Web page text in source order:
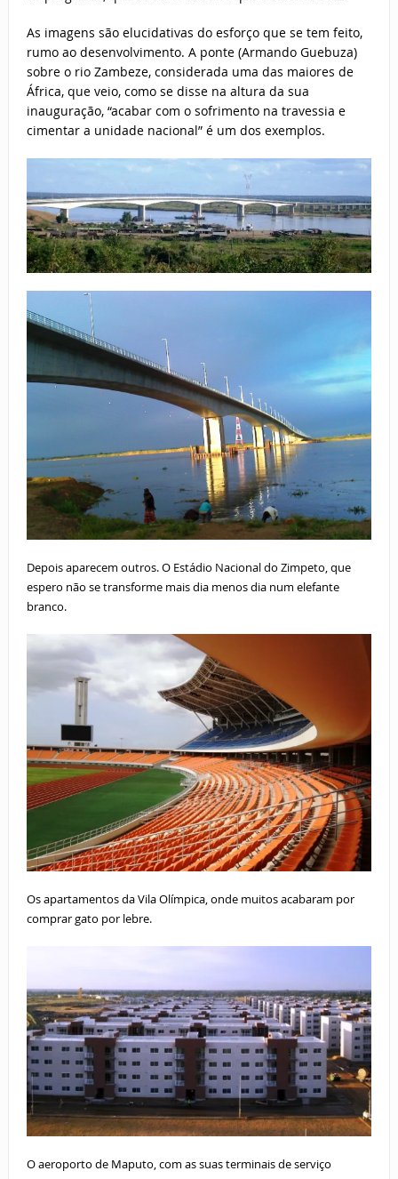
As imagens são elucidativas do esforço que se tem feito,
rumo ao desenvolvimento. A ponte (Armando Guebuza)
sobre o rio Zambeze, considerada uma das maiores de
África, que veio, como se disse na altura da sua
inauguração, “acabar com o sofrimento na travessia e
cimentar a unidade nacional” é um dos exemplos.
Depois aparecem outros. O Estádio Nacional do Zimpeto, que
espero não se transforme mais dia menos dia num elefante
branco.
Os apartamentos da Vila Olímpica, onde muitos acabaram por
comprar gato por lebre.
O aeroporto de Maputo, com as suas terminais de serviço